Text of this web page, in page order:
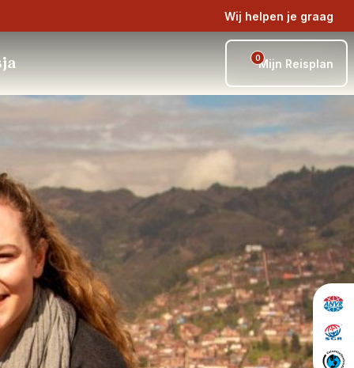
Wij helpen je graag
0Mijn Reisplan